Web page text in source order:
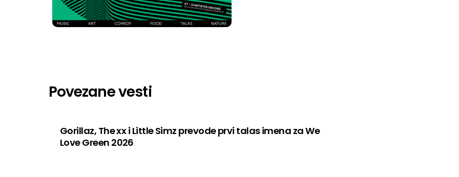
Povezane vesti
Gorillaz, The xx i Little Simz prevode prvi talas imena za We
Love Green 2026